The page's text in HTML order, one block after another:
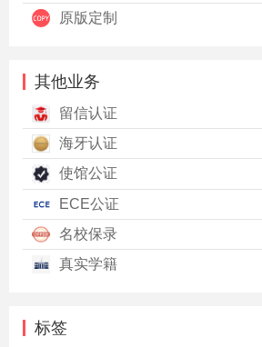
原版定制
其他业务
留信认证
海牙认证
使馆公证
ECE公证
名校保录
真实学籍
标签